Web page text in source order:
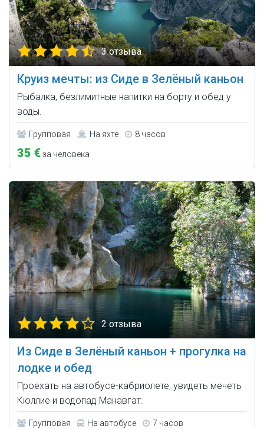
3 отзыва
Круиз мечты: из Сиде в Зелёный каньон
Рыбалка, безлимитные напитки на борту и обед у
воды.
Групповая На яхте 8 часов
35 €за человека
2 отзыва
Из Сиде в Зелёный каньон + прогулка на
лодке и обед
Проехать на автобусе-кабриолете, увидеть мечеть
Кюллие и водопад Манавгат.
Групповая На автобусе 7 часов